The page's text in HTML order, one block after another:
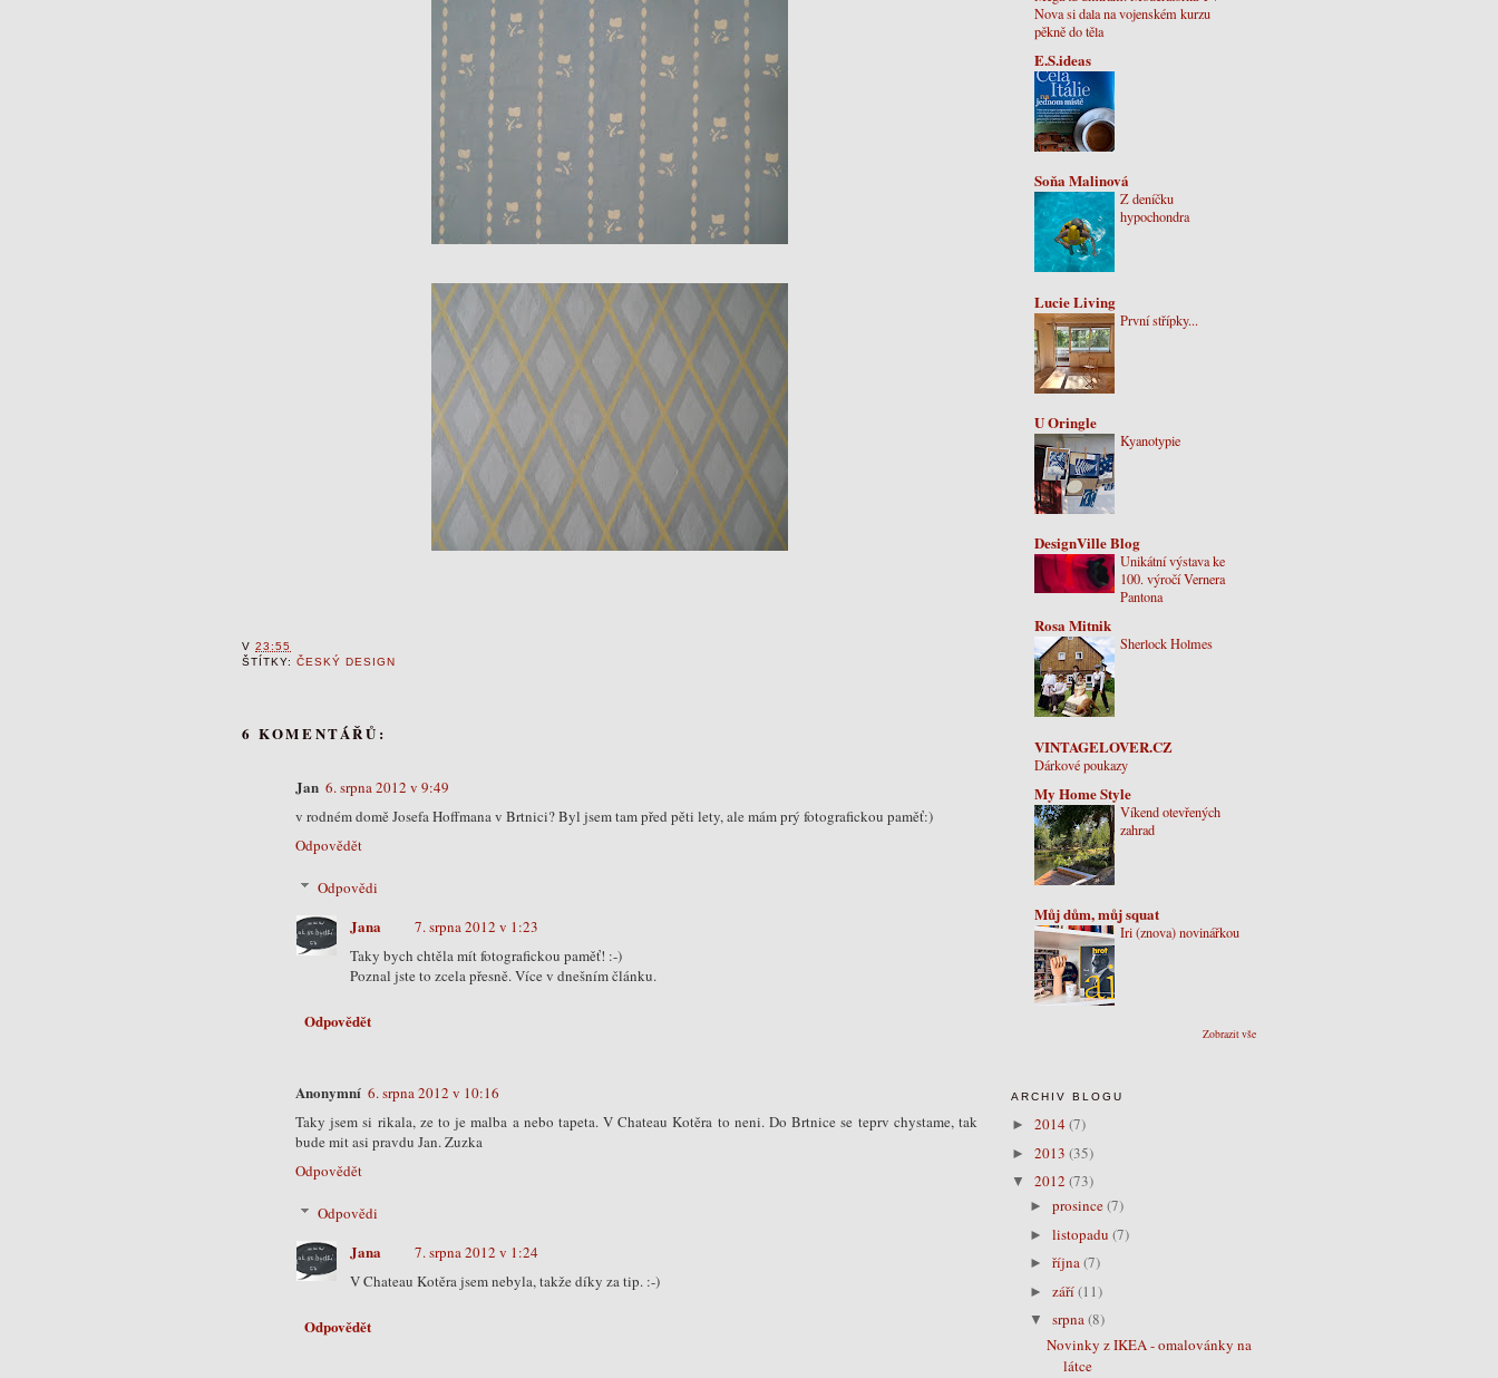
V23:55
ŠTÍTKY:ČESKÝ DESIGN
6 KOMENTÁŘŮ:
Jan 6. srpna 2012 v 9:49
v rodném domě Josefa Hoffmana v Brtnici? Byl jsem tam před pěti lety, ale mám prý fotografickou paměť:)
Odpovědět
Odpovědi
Jana
7. srpna 2012 v 1:23
Taky bych chtěla mít fotografickou paměť! :-)
Poznal jste to zcela přesně. Více v dnešním článku.
Odpovědět
Anonymní 6. srpna 2012 v 10:16
Taky jsem si rikala, ze to je malba a nebo tapeta. V Chateau Kotěra to neni. Do Brtnice se teprv chystame, tak
bude mit asi pravdu Jan. Zuzka
Odpovědět
Odpovědi
Jana
7. srpna 2012 v 1:24
V Chateau Kotěra jsem nebyla, takže díky za tip. :-)
Odpovědět
Nova si dala na vojenském kurzu
pěkně do těla
E.S.ideas
Soňa Malinová
Z deníčku
hypochondra
Lucie Living
První střípky...
U Oringle
Kyanotypie
DesignVille Blog
Unikátní výstava ke
100. výročí Vernera
Pantona
Rosa Mitnik
Sherlock Holmes
VINTAGELOVER.CZ
Dárkové poukazy
My Home Style
Víkend otevřených
zahrad
Můj dům, můj squat
Iri (znova) novinářkou
Zobrazit vše
ARCHIV BLOGU
► 2014(7)
► 2013 (35)
▼ 2012 (73)
► prosince(7)
► listopadu (7)
► října(7)
► září(11)
▼ srpna(8)
Novinky z IKEA - omalovánky na
látce